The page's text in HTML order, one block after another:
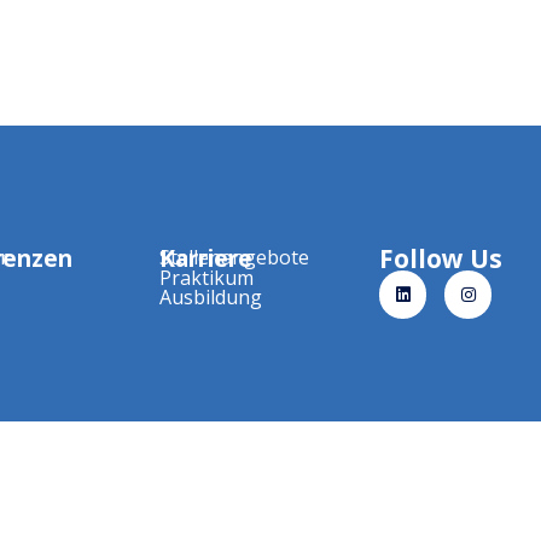
Karriere
Stellenangebote
Praktikum
Ausbildung
Follow Us